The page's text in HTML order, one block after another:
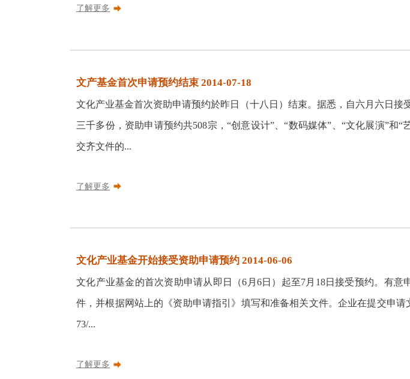
了解更多
文产基金首次申请预约结束 2014-07-18
文化产业基金首次资助申请预约於昨日（十八日）结束。据悉，自六月六日
三千多份，资助申请预约共508宗，“创意设计”、“数码媒体”、“文化展演”
交齐文件的...
了解更多
文化产业基金开始接受资助申请预约 2014-06-06
文化产业基金的首次资助申请从即日（6月6日）起至7月18日接受预约。有
件，并根据网站上的《资助申请指引》填写和准备相关文件。企业在提交申
73/...
了解更多